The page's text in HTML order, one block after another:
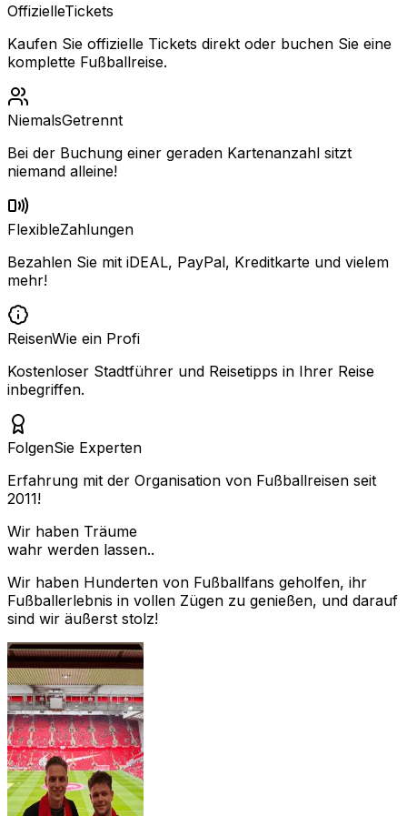
OffizielleTickets
Kaufen Sie offizielle Tickets direkt oder buchen Sie eine
komplette Fußballreise.
NiemalsGetrennt
Bei der Buchung einer geraden Kartenanzahl sitzt
niemand alleine!
FlexibleZahlungen
Bezahlen Sie mit iDEAL, PayPal, Kreditkarte und vielem
mehr!
ReisenWie ein Profi
Kostenloser Stadtführer und Reisetipps in Ihrer Reise
inbegriffen.
FolgenSie Experten
Erfahrung mit der Organisation von Fußballreisen seit
2011!
Wir haben Träume
wahr werden lassen..
Wir haben Hunderten von Fußballfans geholfen, ihr
Fußballerlebnis in vollen Zügen zu genießen, und darauf
sind wir äußerst stolz!